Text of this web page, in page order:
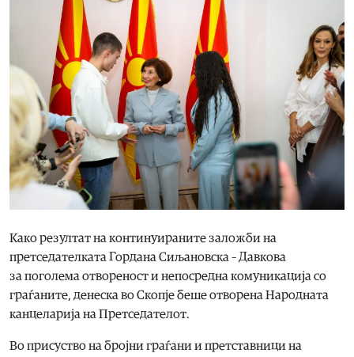
Како резултат на континуираните заложби на
претседателката Гордана Сиљановска – Давкова
за поголема отвореност и непосредна комуникација со
граѓаните, денеска во Скопје беше отворена Народната
канцеларија на Претседателот.
Во присуство на бројни граѓани и претставници на